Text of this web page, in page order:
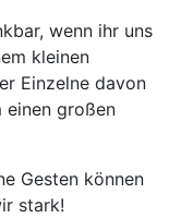
wenn ihr uns
kleinen
Einzelne davon
einen großen
Gesten können
stark!